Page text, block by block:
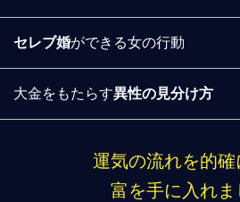
セレブ婚ができる女の行動
大金をもたらす異性の見分け方
運気の流れを的確
富を手に入れま